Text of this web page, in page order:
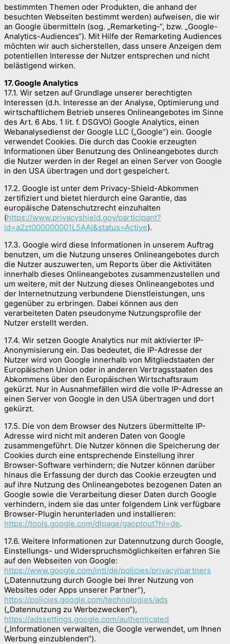
bestimmten Themen oder Produkten, die anhand der
besuchten Webseiten bestimmt werden) aufweisen, die wir
an Google übermitteln (sog. „Remarketing-“, bzw. „Google-
Analytics-Audiences“). Mit Hilfe der Remarketing Audiences
möchten wir auch sicherstellen, dass unsere Anzeigen dem
potentiellen Interesse der Nutzer entsprechen und nicht
belästigend wirken.
17. Google Analytics
17.1. Wir setzen auf Grundlage unserer berechtigten
Interessen (d.h. Interesse an der Analyse, Optimierung und
wirtschaftlichem Betrieb unseres Onlineangebotes im Sinne
des Art. 6 Abs. 1 lit. f. DSGVO) Google Analytics, einen
Webanalysedienst der Google LLC („Google“) ein. Google
verwendet Cookies. Die durch das Cookie erzeugten
Informationen über Benutzung des Onlineangebotes durch
die Nutzer werden in der Regel an einen Server von Google
in den USA übertragen und dort gespeichert.
17.2. Google ist unter dem Privacy-Shield-Abkommen
zertifiziert und bietet hierdurch eine Garantie, das
europäische Datenschutzrecht einzuhalten
(https://www.privacyshield.gov/participant?
id=a2zt000000001L5AAI&status=Active).
17.3. Google wird diese Informationen in unserem Auftrag
benutzen, um die Nutzung unseres Onlineangebotes durch
die Nutzer auszuwerten, um Reports über die Aktivitäten
innerhalb dieses Onlineangebotes zusammenzustellen und
um weitere, mit der Nutzung dieses Onlineangebotes und
der Internetnutzung verbundene Dienstleistungen, uns
gegenüber zu erbringen. Dabei können aus den
verarbeiteten Daten pseudonyme Nutzungsprofile der
Nutzer erstellt werden.
17.4. Wir setzen Google Analytics nur mit aktivierter IP-
Anonymisierung ein. Das bedeutet, die IP-Adresse der
Nutzer wird von Google innerhalb von Mitgliedstaaten der
Europäischen Union oder in anderen Vertragsstaaten des
Abkommens über den Europäischen Wirtschaftsraum
gekürzt. Nur in Ausnahmefällen wird die volle IP-Adresse an
einen Server von Google in den USA übertragen und dort
gekürzt.
17.5. Die von dem Browser des Nutzers übermittelte IP-
Adresse wird nicht mit anderen Daten von Google
zusammengeführt. Die Nutzer können die Speicherung der
Cookies durch eine entsprechende Einstellung ihrer
Browser-Software verhindern; die Nutzer können darüber
hinaus die Erfassung der durch das Cookie erzeugten und
auf ihre Nutzung des Onlineangebotes bezogenen Daten an
Google sowie die Verarbeitung dieser Daten durch Google
verhindern, indem sie das unter folgendem Link verfügbare
Browser-Plugin herunterladen und installieren:
https://tools.google.com/dlpage/gaoptout?hl=de.
17.6. Weitere Informationen zur Datennutzung durch Google,
Einstellungs- und Widerspruchsmöglichkeiten erfahren Sie
auf den Webseiten von Google:
https://www.google.com/intl/de/policies/privacy/partners
(„Datennutzung durch Google bei Ihrer Nutzung von
Websites oder Apps unserer Partner“),
https://policies.google.com/technologies/ads
(„Datennutzung zu Werbezwecken“),
https://adssettings.google.com/authenticated
(„Informationen verwalten, die Google verwendet, um Ihnen
Werbung einzublenden“).